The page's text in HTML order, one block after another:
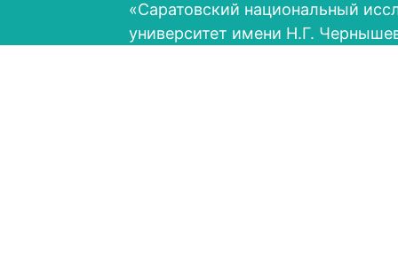
«Саратовский национальный
университет имени Н.Г.